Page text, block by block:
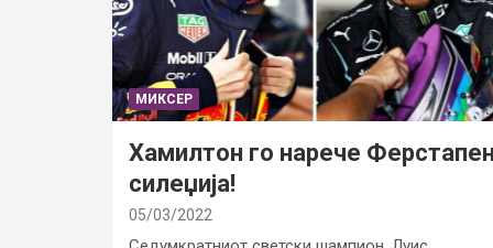
МИКСЕР
Хамилтон го нарече
силеџија!
05/03/2022